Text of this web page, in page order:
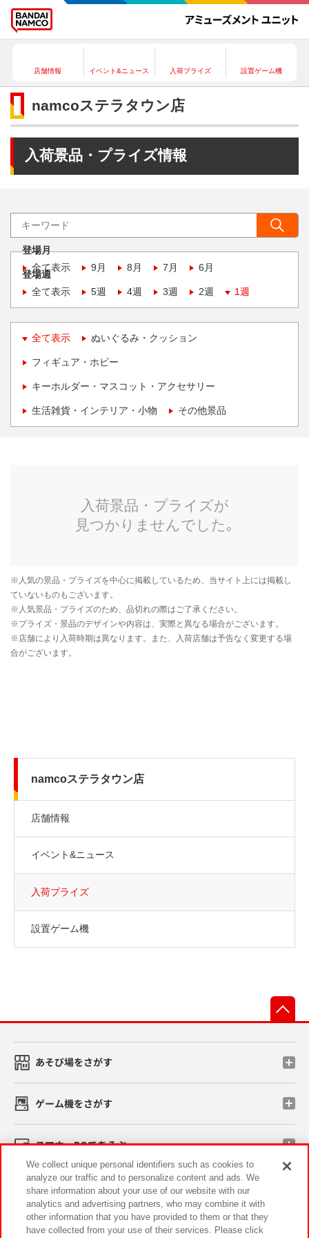
店舗情報 イベント&ニュース 入荷プライズ 設置ゲーム機
namcoステラタウン店
入荷景品・プライズ情報
登場月
全て表示
9月 8月 7月 6月
登場週
全て表示
5週 4週 3週 2週 1週
全て表示 ぬいぐるみ・クッション
フィギュア・ホビー
キーホルダー・マスコット・アクセサリー
生活雑貨・インテリア・小物 その他景品
namcoステラタウン店
店舗情報
イベント&ニュース
入荷プライズ
設置ゲーム機
あそび場をさがす
ゲーム機をさがす
スマホ・PCであそぶ
イベント・キャンペーン
We collect unique personal identifiers such as cookies to
analyze our traffic and to personalize content and ads. We
share information about your use of our website with our
analytics and advertising partners, who may combine it with
other information that you have provided to them or that they
have collected from your use of their services. Please click